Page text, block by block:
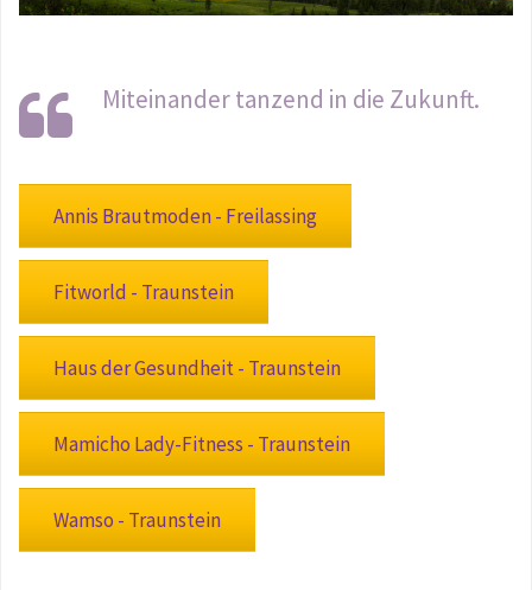
Miteinander tanzend in die Zukunft.
Annis Brautmoden - Freilassing
Fitworld - Traunstein
Haus der Gesundheit - Traunstein
Mamicho Lady-Fitness - Traunstein
Wamso - Traunstein